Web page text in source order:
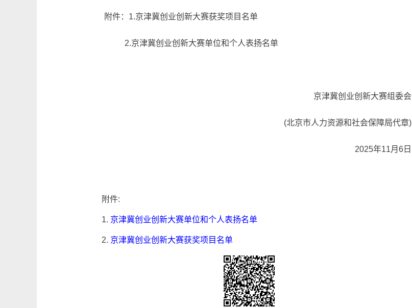
附件：1.京津冀创业创新大赛获奖项目名单
2.京津冀创业创新大赛单位和个人表扬名单
京津冀创业创新大赛组委会
(北京市人力资源和社会保障局代章)
2025年11月6日
附件:
1. 京津冀创业创新大赛单位和个人表扬名单
2. 京津冀创业创新大赛获奖项目名单